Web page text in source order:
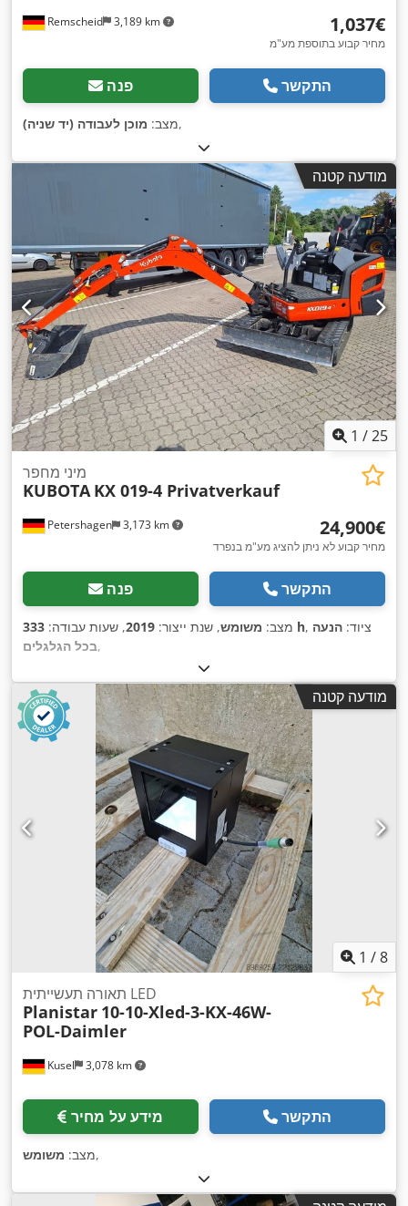
Remscheid 3,189 km ‏1,037 ‏€
מחיר קבוע בתוספת מע"מ
פנה התקשר
מצב: מוכן לעבודה (יד שניה) ,
מודעה קטנה
1 /25
Petershagen 3,173 km
מיני מחפר
KUBOTA KX 019-4 Privatverkauf
‏24,900 ‏€
מחיר קבוע לא ניתן להציג מע"מ בנפרד
פנה התקשר
מצב: משומש, שנת ייצור: 2019, שעות עבודה: 333 h , ציוד: הנעה
בכל הגלגלים,
מודעה קטנה
1 /8
Kusel 3,078 km
תאורה תעשייתית LED
Planistar 10-10-Xled-3-KX-46W-
POL-Daimler
מידע על מחיר התקשר
מצב: משומש ,